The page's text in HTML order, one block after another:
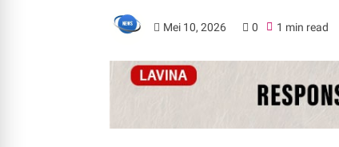
Mei 10, 2026 0 1 min read